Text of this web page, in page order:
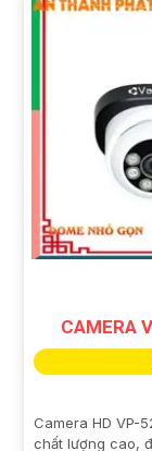
CAMERA
Camera HD VP-
chất lượng cao,